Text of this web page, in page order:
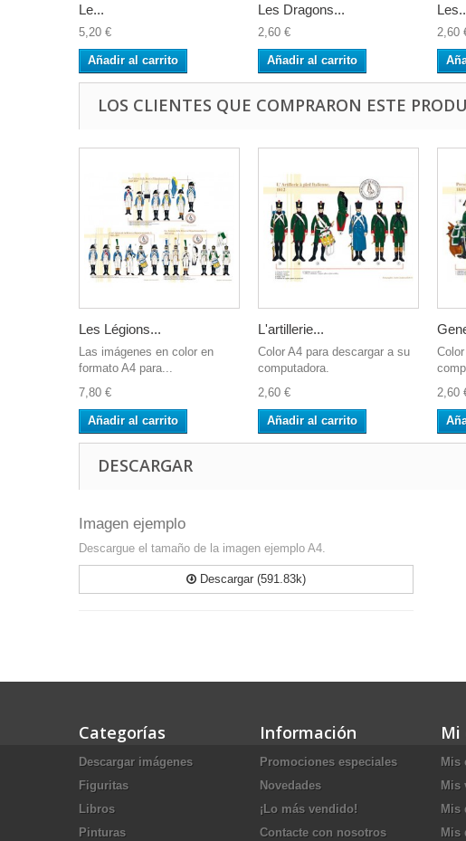
Le...
5,20 €
Añadir al carrito
Les Dragons...
2,60 €
Añadir al carrito
2,60
LOS CLIENTES QUE COMPRARON ESTE
Les Légions...
Las imágenes en color en
formato A4 para...
7,80 €
Añadir al carrito
L'artillerie...
Color A4 para descargar a su
computadora.
2,60 €
Añadir al carrito
2,60
DESCARGAR
Imagen ejemplo
Descargue el tamaño de la imagen ejemplo A4.
Descargar (591.83k)
Categorías
Descargar imágenes
Figuritas
Libros
Pinturas
Información
Promociones especiales
Novedades
¡Lo más vendido!
Contacte con nosotros
Mi
Mis
Mis
Mis
Mis